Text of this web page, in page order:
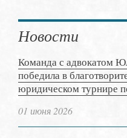
Новости
Команда с адвокатом
победила в
юридическом турнире
01 июня 2026